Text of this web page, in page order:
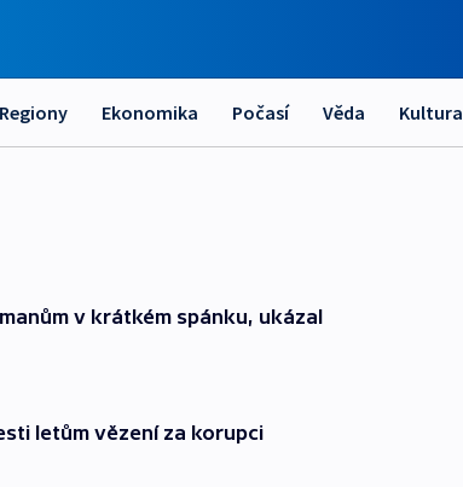
Regiony Ekonomika Počasí Věda Kultura
v krátkém spánku, ukázal
letům vězení za korupci